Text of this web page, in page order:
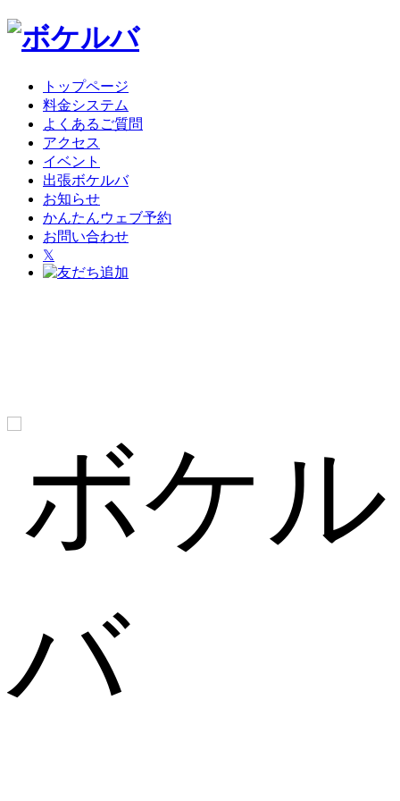
トップページ
料金システム
よくあるご質問
アクセス
イベント
出張ボケルバ
お知らせ
かんたんウェブ予約
お問い合わせ
𝕏